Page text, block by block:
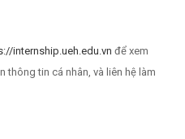
internship.ueh.edu.vn để xem
thông tin cá nhân, và liên hệ làm